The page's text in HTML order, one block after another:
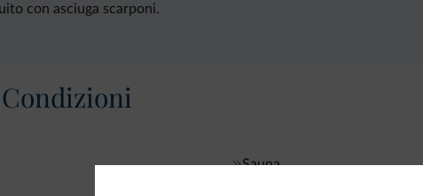
con asciuga scarponi.
Sauna